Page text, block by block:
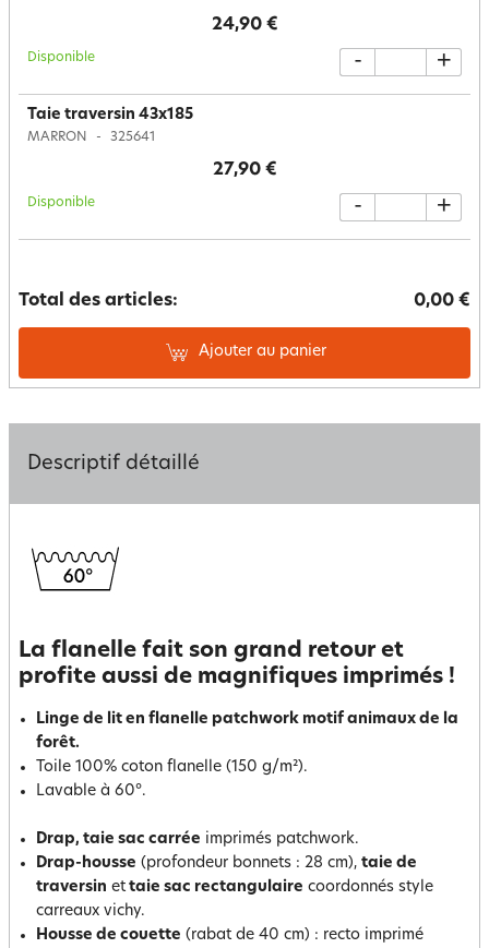
24,90 €
Disponible - +
Taie traversin 43x185
MARRON 325641
27,90 €
Disponible - +
Total des articles: 0,00 €
Ajouter au panier
Descriptif détaillé
La flanelle fait son grand retour et
profite aussi de magnifiques imprimés !
Linge de lit en flanelle patchwork motif animaux de la
forêt.
Toile 100% coton flanelle (150 g/m²).
Lavable à 60°.
Drap, taie sac carrée imprimés patchwork.
Drap-housse (profondeur bonnets : 28 cm), taie de
traversin et taie sac rectangulaire coordonnés style
carreaux vichy.
Housse de couette (rabat de 40 cm) : recto imprimé